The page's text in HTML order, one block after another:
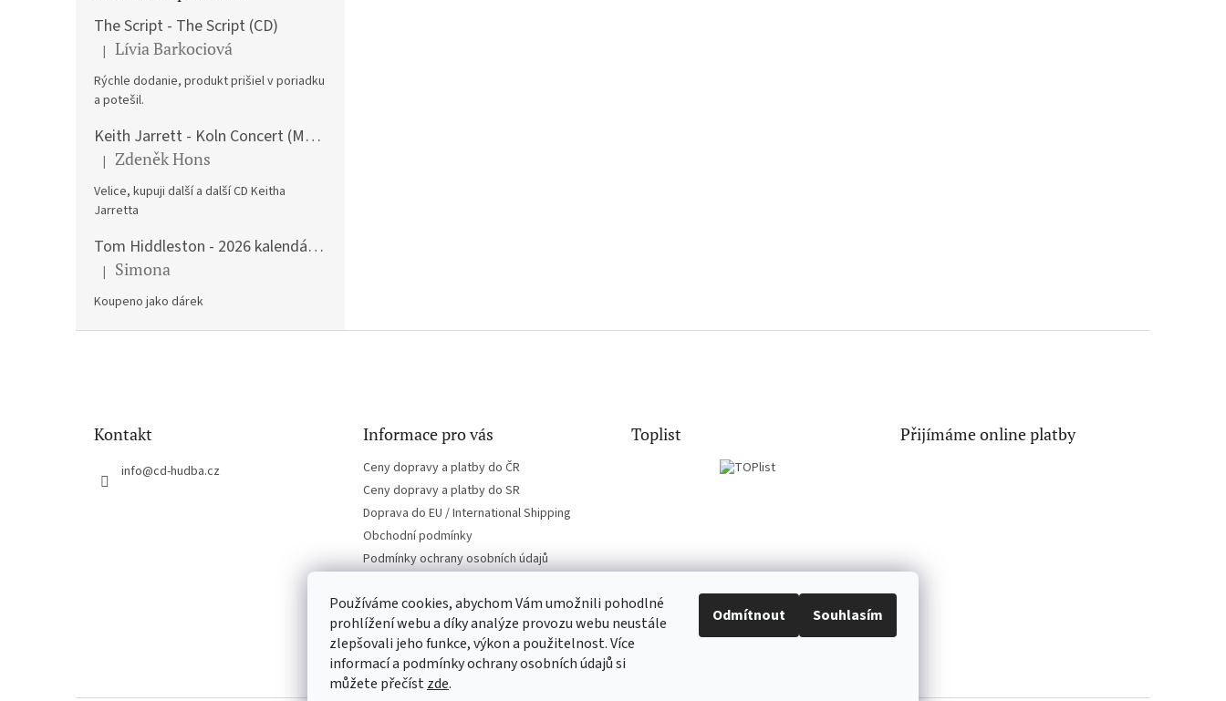
Používáme cookies, abychom Vám umožnili pohodlné
prohlížení webu a díky analýze provozu webu neustále
zlepšovali jeho funkce, výkon a použitelnost. Více
informací a podmínky ochrany osobních údajů si
můžete přečístzde.
Odmítnout Souhlasím
The Script - The Script (CD)
Hodnocení produktu je 5 z 5 hvězdiček.
| Lívia Barkociová
Rýchle dodanie, produkt prišiel v poriadku
a potešil.
Keith Jarrett - Koln Concert (Music CD)
Hodnocení produktu je 5 z 5 hvězdiček.
| Zdeněk Hons
Velice, kupuji další a další CD Keitha
Jarretta
Tom Hiddleston - 2026 kalendář A3
Hodnocení produktu je 5 z 5 hvězdiček.
| Simona
Koupeno jako dárek
Kontakt
info@cd-hudba.cz
Informace pro vás
Ceny dopravy a platby do ČR
Ceny dopravy a platby do SR
Doprava do EU / International Shipping
Obchodní podmínky
Podmínky ochrany osobních údajů
Toplist Přijímáme online platby
EN-filmy.cz CD-Soundtrack.cz